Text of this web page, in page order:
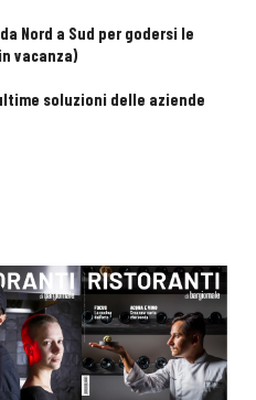
Nord a Sud per godersi le
vacanza)
soluzioni delle aziende